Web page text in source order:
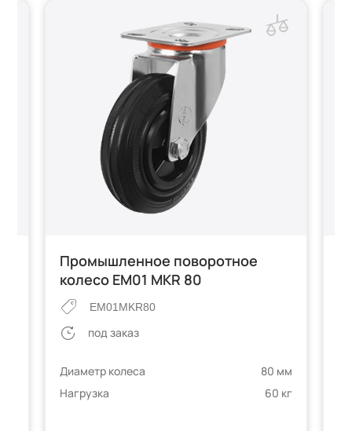
Промышленное поворотное
колесо EM01 MKR 80
EM01MKR80
под заказ
Диаметр колеса
80 мм
Нагрузка
60 кг